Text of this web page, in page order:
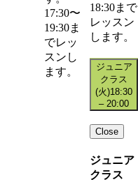
17:30〜
19:30ま
でレッ
スンし
ます。
18:30まで
レッスン
します。
ジュニア
クラス
(火)18:30
– 20:00
Close
ジュニア
クラス